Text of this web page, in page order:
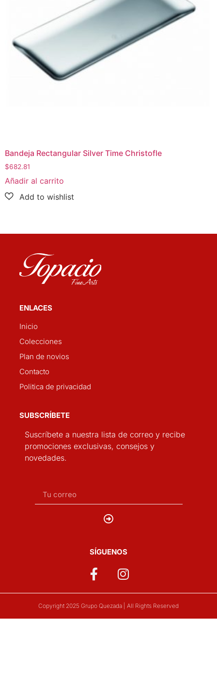
Bandeja Rectangular Silver Time Christofle
$682.81
Añadir al carrito
ENLACES
Inicio
Colecciones
Plan de novios
Contacto
Politica de privacidad
SUBSCRÍBETE
Suscríbete a nuestra lista de correo y recibe
promociones exclusivas, consejos y
novedades.
SÍGUENOS
Copyright 2025 Grupo Quezada | All Rights Reserved